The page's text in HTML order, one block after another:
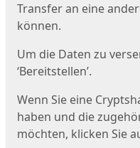
Transfer an eine
können.
Um die Daten zu
‘Bereitstellen’.
Wenn Sie eine
haben und die
möchten, klicken Sie